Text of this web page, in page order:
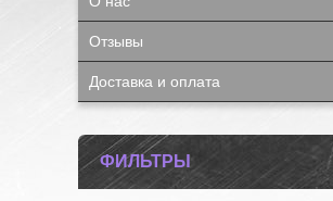
Отзывы
Доставка и оплата
ФИЛЬТРЫ